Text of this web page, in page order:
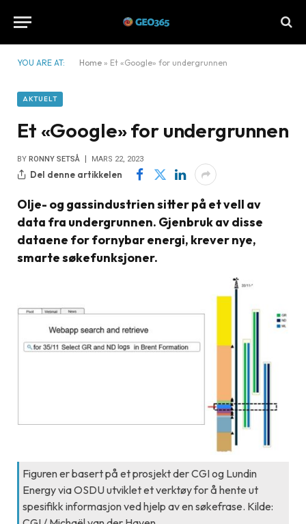
YOU ARE AT: Home » Et «Google» for undergrunnen
AKTUELT
Et «Google» for undergrunnen
BY RONNY SETSÅ MARS 22, 2023
Del denne artikkelen
Olje- og gassindustrien sitter på et vell av
data fra undergrunnen. Gjenbruk av disse
dataene for fornybar energi, krever nye,
smarte søkefunksjoner.
Figuren er basert på et prosjekt der CGI og Lundin
Energy via OSDU utviklet et verktøy for å hente ut
spesifikk informasjon ved hjelp av en søkefrase. Kilde: